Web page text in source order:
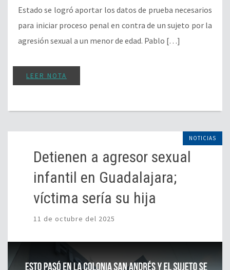
Estado se logró aportar los datos de prueba necesarios
para iniciar proceso penal en contra de un sujeto por la
agresión sexual a un menor de edad. Pablo […]
LEER NOTA
NOTICIAS
Detienen a agresor sexual
infantil en Guadalajara;
víctima sería su hija
11 de octubre del 2025